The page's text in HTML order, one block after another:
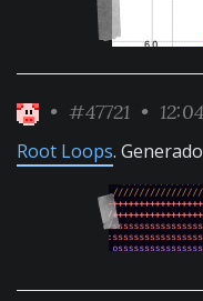
• #47721 •
Root Loops.